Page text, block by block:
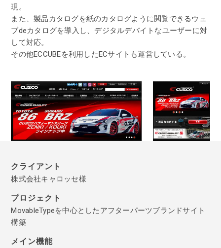
現。
また、製品カタログを紙のカタログように閲覧できるウェ
ブdeカタログを導入し、デジタルデバイトなユーザーに対
して対応。
その他ECCUBEを利用したECサイトも運営している。
クライアント
株式会社キャロッセ様
プロジェクト
MovableTypeを中心としたアフターパーツブランドサイト
構築
メイン機能